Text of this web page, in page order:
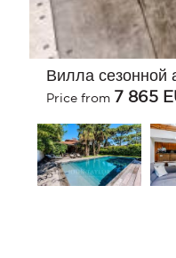
Вилла
Price from 7 865